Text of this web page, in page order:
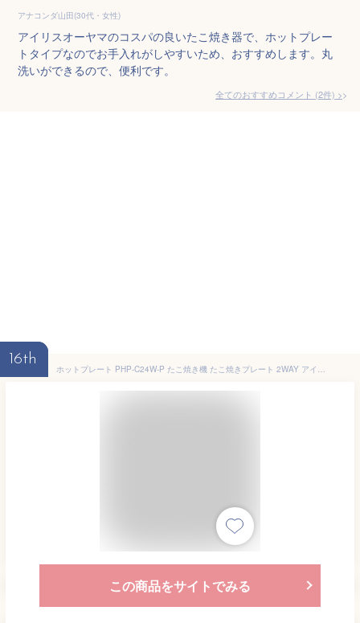
アナコンダ山田(30代・女性)
アイリスオーヤマのコスパの良いたこ焼き器で、ホットプレー
トタイプなのでお手入れがしやすいため、おすすめします。丸
洗いができるので、便利です。
全てのおすすめコメント (2件) >
16th
ホットプレート PHP-C24W-P たこ焼き機 たこ焼きプレート 2WAY アイリスオーヤマ 送料無料 セラミックコート たこ焼き器 一人暮らし 小型 焼肉 かわいい ミニ コンパクト プレゼント おしゃれ パーティー
この商品をサイトでみる